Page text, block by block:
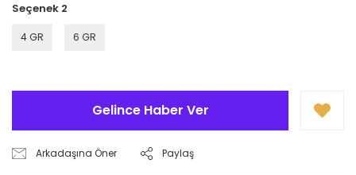
Seçenek 2
4 GR 6 GR
Gelince Haber Ver
Arkadaşına Öner Paylaş